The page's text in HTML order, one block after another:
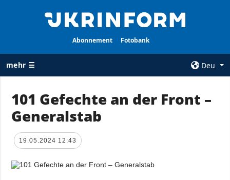
Abonnement Fotobank
mehr ☰
Deu
ALLE
Krieg
der Ukraine
services
101 Gefechte an der Front –
Generalstab
19.05.2024 12:43